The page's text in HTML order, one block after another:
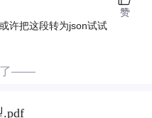
许把这段转为json试试
赞
——
.pdf